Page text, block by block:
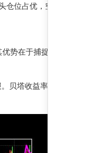
位占优，空头信号微弱
势在于捕捉非线性市场机
贝塔收益率仅40.0%，显